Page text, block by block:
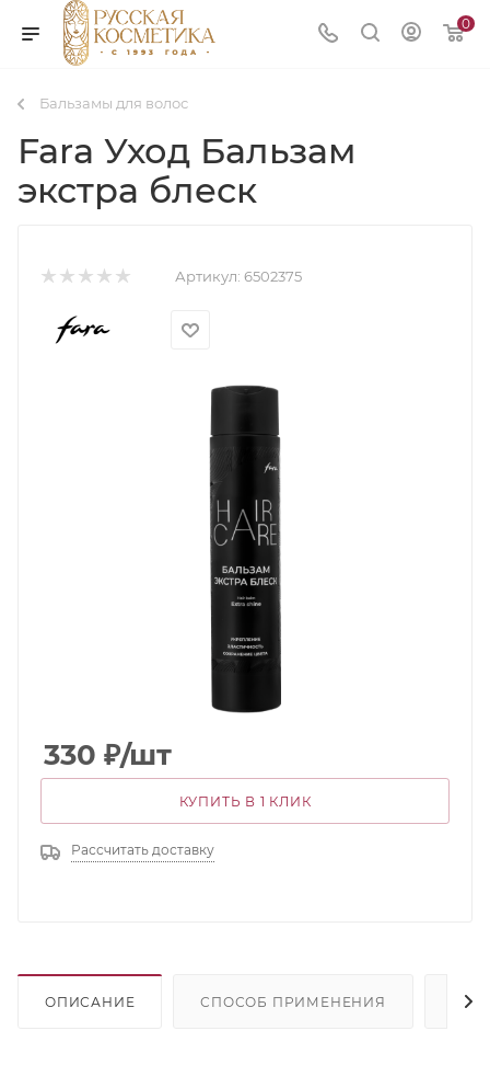
0
Бальзамы для волос
Fara Уход Бальзам
экстра блеск
Артикул: 6502375
330 ₽/шт
КУПИТЬ В 1 КЛИК
Рассчитать доставку
ОПИСАНИЕ СПОСОБ ПРИМЕНЕНИЯ